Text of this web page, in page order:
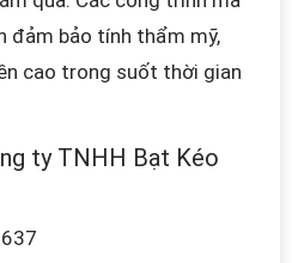
đảm bảo tính thẩm mỹ,
cao trong suốt thời gian
ty TNHH Bạt Kéo